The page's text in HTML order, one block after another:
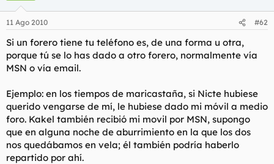
11 Ago 2010 #62
Si un forero tiene tu teléfono es, de una forma u otra,
porque tú se lo has dado a otro forero, normalmente vía
MSN o vía email.
Ejemplo: en los tiempos de maricastaña, si Nicte hubiese
querido vengarse de mí, le hubiese dado mi móvil a medio
foro. Kakel también recibió mi movil por MSN, supongo
que en alguna noche de aburrimiento en la que los dos
nos quedábamos en vela; él también podría haberlo
repartido por ahí.